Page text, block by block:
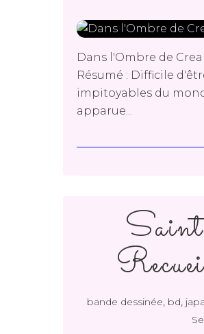
Dans l'Ombre de
Résumé : Difficile
impitoyables du
apparue...
bande dessinée, bd,